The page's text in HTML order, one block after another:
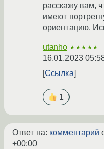
расскажу вам,
имеют
ориентацию.
utanho ★★★★★
16.01.2023
Ссылка
1
Ответ на: комментарий
+00:00